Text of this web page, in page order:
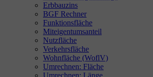
Erbbauzins
BGF Rechner
Funktionsfläche
Miteigentumsanteil
Nutzfläche
Verkehrsfläche
Wohnfläche (WoflV)
Umrechnen: Fläche
Umrechnen: Länge